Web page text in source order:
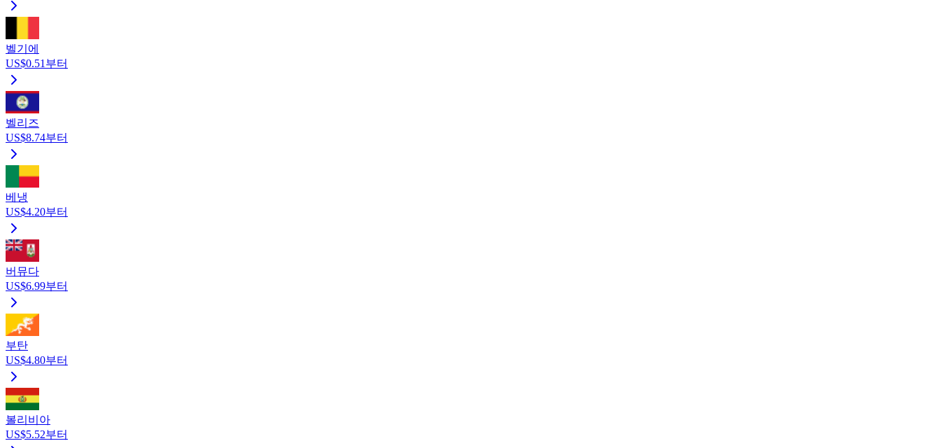
벨기에
US$0.51부터
벨리즈
US$8.74부터
베냉
US$4.20부터
버뮤다
US$6.99부터
부탄
US$4.80부터
볼리비아
US$5.52부터